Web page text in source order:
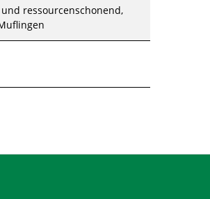
ressourcenschonend,